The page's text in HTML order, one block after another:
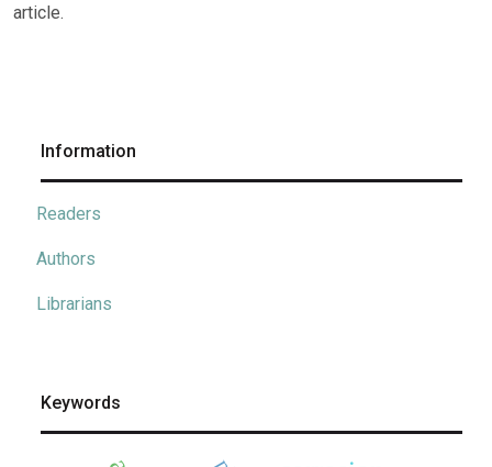
article.
Information
Readers
Authors
Librarians
Keywords